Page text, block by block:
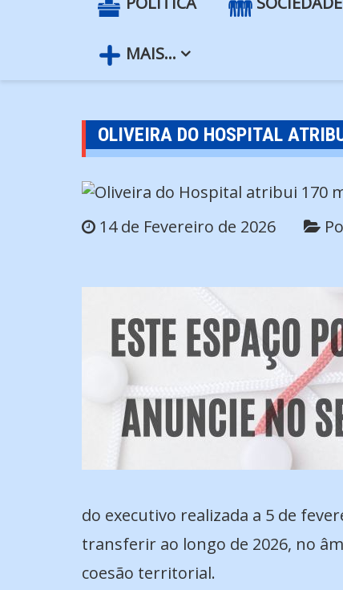
MAIS…
OLIVEIRA DO HOSPITAL
14 de Fevereiro de 2026
do executivo realizada a 5 de
transferir ao longo de 2026, no
coesão territorial.